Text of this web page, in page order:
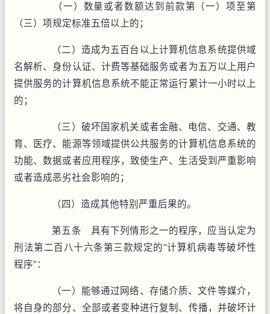
（一）数量或者数额达到前款第（一）项至第
（三）项规定标准五倍以上的；
（二）造成为五百台以上计算机信息系统提供域
名解析、身份认证、计费等基础服务或者为五万以上用户
提供服务的计算机信息系统不能正常运行累计一小时以上
的；
（三）破坏国家机关或者金融、电信、交通、教
育、医疗、能源等领域提供公共服务的计算机信息系统的
功能、数据或者应用程序，致使生产、生活受到严重影响
或者造成恶劣社会影响的；
（四）造成其他特别严重后果的。
第五条 具有下列情形之一的程序，应当认定为
刑法第二百八十六条第三款规定的“计算机病毒等破坏性
程序”：
（一）能够通过网络、存储介质、文件等媒介，
将自身的部分、全部或者变种进行复制、传播，并破坏计